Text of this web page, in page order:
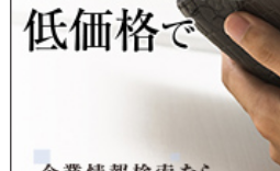
申請の場合のみ必要となります）を当社
＜個人情報保護に関するお問合せ・
〒802-0004 北九州市小倉北区鍛冶町2
フリーダイヤル 0120-55-9986